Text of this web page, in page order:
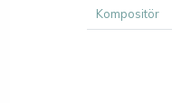
Kompositör